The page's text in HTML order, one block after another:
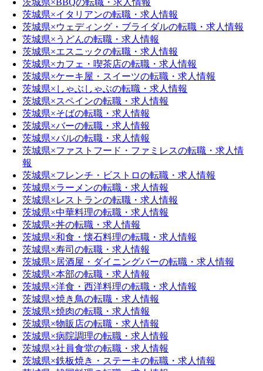
茨城県×BBQの転職・求人情報
茨城県×イタリアンの転職・求人情報
茨城県×ウェディング・ブライダルの転職・求人情報
茨城県×うどんの転職・求人情報
茨城県×エスニックの転職・求人情報
茨城県×カフェ・喫茶店の転職・求人情報
茨城県×ケーキ屋・スイーツの転職・求人情報
茨城県×しゃぶしゃぶの転職・求人情報
茨城県×スペインの転職・求人情報
茨城県×そばの転職・求人情報
茨城県×バーの転職・求人情報
茨城県×バルの転職・求人情報
茨城県×ファストフード・ファミレスの転職・求人情
報
茨城県×フレンチ・ビストロの転職・求人情報
茨城県×ラーメンの転職・求人情報
茨城県×レストランの転職・求人情報
茨城県×中華料理の転職・求人情報
茨城県×丼の転職・求人情報
茨城県×和食・懐石料理の転職・求人情報
茨城県×寿司の転職・求人情報
茨城県×居酒屋・ダイニングバーの転職・求人情報
茨城県×本部の転職・求人情報
茨城県×洋食・西洋料理の転職・求人情報
茨城県×焼き鳥の転職・求人情報
茨城県×焼肉の転職・求人情報
茨城県×物販店の転職・求人情報
茨城県×病院調理の転職・求人情報
茨城県×社員食堂の転職・求人情報
茨城県×鉄板焼き・ステーキの転職・求人情報